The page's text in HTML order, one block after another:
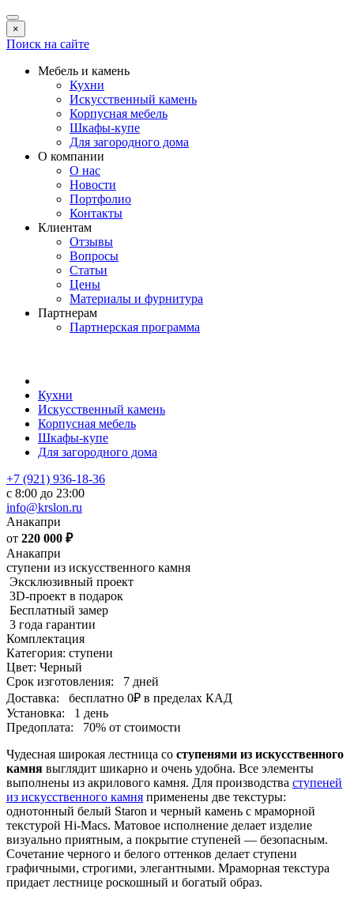
×
Поиск на сайте
Мебель и камень
Кухни
Искусственный камень
Корпусная мебель
Шкафы-купе
Для загородного дома
О компании
О нас
Новости
Портфолио
Контакты
Клиентам
Отзывы
Вопросы
Статьи
Цены
Материалы и фурнитура
Партнерам
Партнерская программа
Кухни
Искусственный камень
Корпусная мебель
Шкафы-купе
Для загородного дома
+7 (921) 936-18-36
с 8:00 до 23:00
info@krslon.ru
Анакапри
от 220 000 ₽
Анакапри
ступени из искусственного камня
Эксклюзивный проект
3D-проект в подарок
Бесплатный замер
3 года гарантии
Комплектация
Категория: ступени
Цвет: Черный
Срок изготовления:
7 дней
Доставка:
бесплатно 0₽ в пределах КАД
Установка:
1 день
Предоплата:
70% от стоимости
Чудесная широкая лестница со ступенями из искусственного
камня выглядит шикарно и очень удобна. Все элементы
выполнены из акрилового камня. Для производства ступеней
из искусственного камня применены две текстуры:
однотонный белый Staron и черный камень с мраморной
текстурой Hi-Macs. Матовое исполнение делает изделие
визуально приятным, а покрытие ступеней — безопасным.
Сочетание черного и белого оттенков делает ступени
графичными, строгими, элегантными. Мраморная текстура
придает лестнице роскошный и богатый образ.